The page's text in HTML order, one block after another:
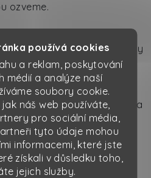
používá cookies
a reklam, poskytování
médií a analýze naší
soubory cookie.
náš web používáte,
pro sociální média,
tyto údaje mohou
informacemi, které jste
získali v důsledku toho,
jejich služby.
ozveme.
k nám. Pod našimi křídly
postaráno nejen o vás,
hospodářství.
zkrátka a
vyskytla nějaká chybička
kompenzovat ji svým
služeb naší firmy